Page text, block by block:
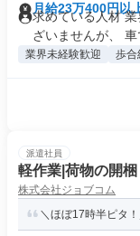
月給23万400円以
求めている人材
ざいませんが、 車
業界未経験歓迎 歩合
派遣社員
軽作業|荷物の開
株式会社ジョブコム
＼ほぼ17時半ピタ